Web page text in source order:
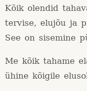
Kõik olendid
tervise, elujõu ja
See on sisemine
Me kõik tahame
ühine kõigile